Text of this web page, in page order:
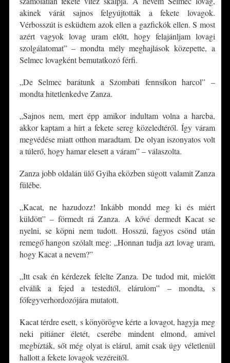
akinek várát sajnos felgyújtották a fekete lovagok.
Vérbosszút is esküdtem azok ellen a gazfickók ellen. S most
azért vagyok lovag uram előtt, hogy felajánljam lovagi
szolgálatomat” – mondta mély meghajlások közepette, a
Selmec lovagként bemutatkozó férfi.
„De Selmec barátunk a Szombati fennsíkon harcol” –
mondta hitetlenkedve Zanza.
„Sajnos nem, mert épp amikor indultam volna a harcba,
akkor kaptam a hírt a fekete sereg közeledtéről. Így váram
megvédése miatt otthon maradtam. De olyan iszonyatos volt
a túlerő, hogy hamar elesett a váram” – válaszolta.
Zanza jobb oldalán ülő Gyiha eközben súgott valamit Zanza
fülébe.
„Kacat, ne hazudozz! Inkább mondd meg ki és miért
küldött” – förmedt rá Zanza. A kővé dermedt Kacat se
nyelni, se köpni nem tudott. Hosszú, fagyos csönd után
remegő hangon szólalt meg: „Honnan tudja azt lovag uram,
hogy Kacat a nevem?”
„Itt csak én kérdezek felelte Zanza. De tudod mit, mielőtt
elválik a fejed a testedtől, elárulom” – mondta, s
főfegyverhordozójára mutatott.
Kacat térdre esett, s könyörögve kérte a lovagot, hagyja meg
neki pitiáner életét, cserébe mindent elmond, amivel
megbízták, sőt még olyat is elárul, amit csak úgy véletlenül
hallott a fekete lovagok vezéreitől.